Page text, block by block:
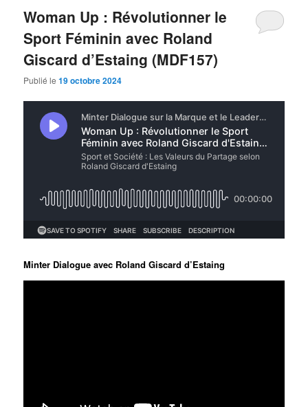
Woman Up : Révolutionner le
Sport Féminin avec Roland
Giscard d’Estaing (MDF157)
Publié le19 octobre 2024
Minter Dialogue avec Roland Giscard d’Estaing